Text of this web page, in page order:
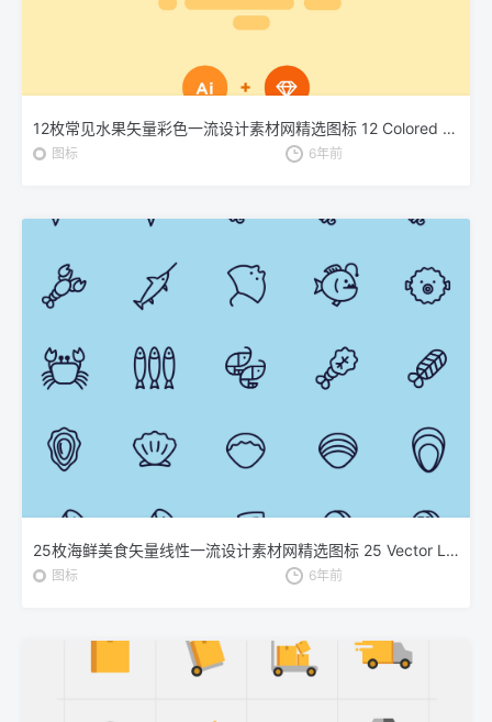
12枚常见水果矢量彩色一流设计素材网精选图标 12 Colored Fruit Icons – Illustrator & Sketch
图标 6年前
25枚海鲜美食矢量线性一流设计素材网精选图标 25 Vector Line Seafood Icons
图标 6年前